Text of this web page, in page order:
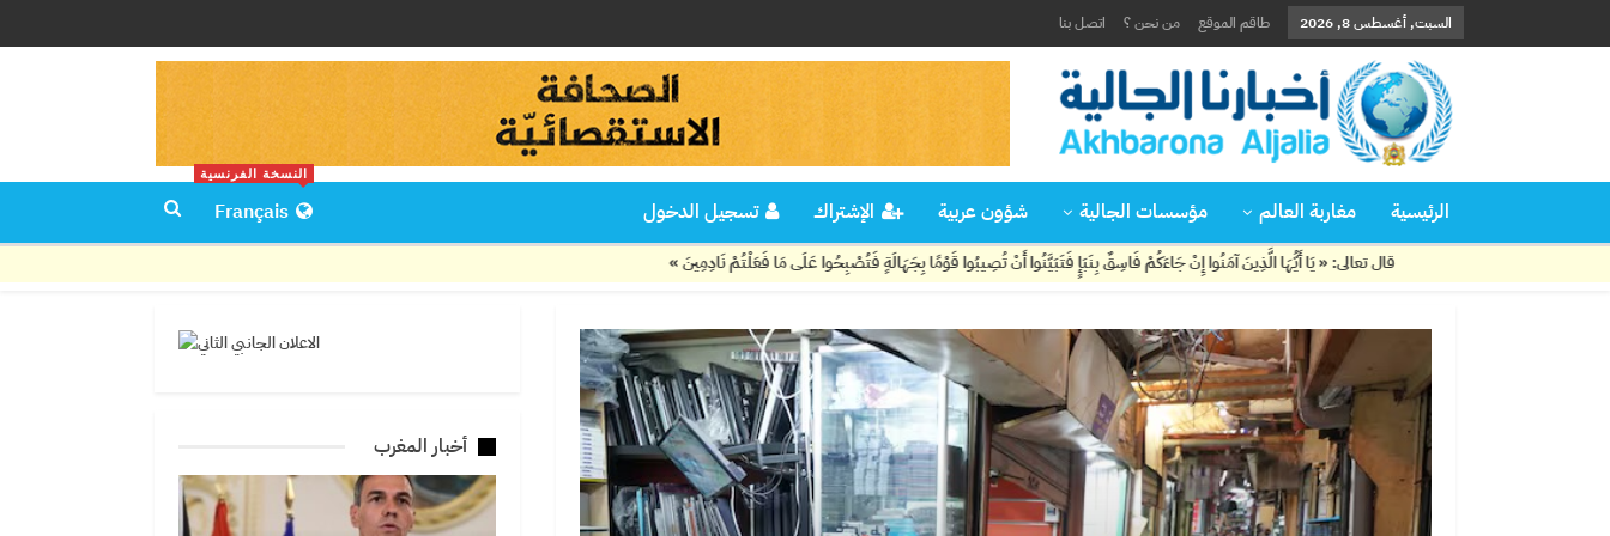
السبت, أغسطس 8, 2026 طاقم الموقع من نحن ؟ اتصل بنا
الرئيسية مغاربة العالم مؤسسات الجالية شؤون عربية الإشتراك تسجيل الدخول Français
النسخة الفرنسية
قال تعالى: « يَا أَيُّهَا الَّذِينَ آمَنُوا إِنْ جَاءَكُمْ فَاسِقٌ بِنَبَإٍ فَتَبَيَّنُوا أَنْ تُصِيبُوا قَوْمًا بِجَهَالَةٍ فَتُصْبِحُوا عَلَى مَا فَعَلْتُمْ نَادِمِينَ »
أخبار المغرب